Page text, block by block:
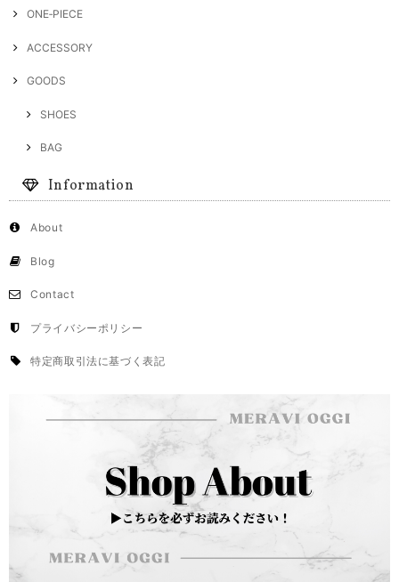
ONE‐PIECE
ACCESSORY
GOODS
SHOES
BAG
Information
About
Blog
Contact
プライバシーポリシー
特定商取引法に基づく表記